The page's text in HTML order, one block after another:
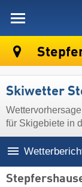
Skiwetter
für Skigebiete in